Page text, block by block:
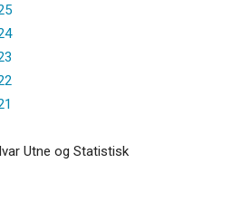
Utne og Statistisk